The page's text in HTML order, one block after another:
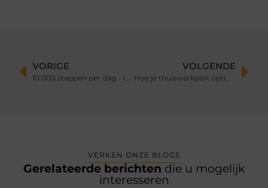
VORIGE
10.000 stappen per dag – lukt jou dat?
VOLGENDE
Hoe je thuiswerkplek optimaal inrichten?
VERKEN ONZE BLOGS
Gerelateerde berichten die u mogelijk
interesseren